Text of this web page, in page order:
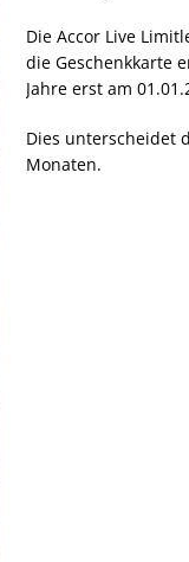
Die Accor Live
die Geschenkkarte
Jahre erst am
Dies unterscheidet
Monaten.